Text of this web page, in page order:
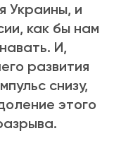
Украины, и
как бы нам
И,
развития
снизу,
этого